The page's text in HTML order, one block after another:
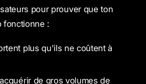
pour prouver que ton
fonctionne :
plus qu'ils ne coûtent à
de gros volumes de